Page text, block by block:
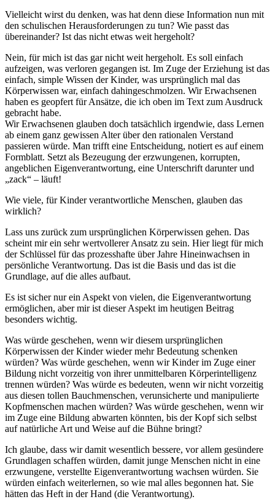
Vielleicht wirst du denken, was hat denn diese Information nun mit
den schulischen Herausforderungen zu tun? Wie passt das
übereinander? Ist das nicht etwas weit hergeholt?
Nein, für mich ist das gar nicht weit hergeholt. Es soll einfach
aufzeigen, was verloren gegangen ist. Im Zuge der Erziehung ist das
einfach, simple Wissen der Kinder, was ursprünglich mal das
Körperwissen war, einfach dahingeschmolzen. Wir Erwachsenen
haben es geopfert für Ansätze, die ich oben im Text zum Ausdruck
gebracht habe.
Wir Erwachsenen glauben doch tatsächlich irgendwie, dass Lernen
ab einem ganz gewissen Alter über den rationalen Verstand
passieren würde. Man trifft eine Entscheidung, notiert es auf einem
Formblatt. Setzt als Bezeugung der erzwungenen, korrupten,
angeblichen Eigenverantwortung, eine Unterschrift darunter und
„zack“ – läuft!
Wie viele, für Kinder verantwortliche Menschen, glauben das
wirklich?
Lass uns zurück zum ursprünglichen Körperwissen gehen. Das
scheint mir ein sehr wertvollerer Ansatz zu sein. Hier liegt für mich
der Schlüssel für das prozesshafte über Jahre Hineinwachsen in
persönliche Verantwortung. Das ist die Basis und das ist die
Grundlage, auf die alles aufbaut.
Es ist sicher nur ein Aspekt von vielen, die Eigenverantwortung
ermöglichen, aber mir ist dieser Aspekt im heutigen Beitrag
besonders wichtig.
Was würde geschehen, wenn wir diesem ursprünglichen
Körperwissen der Kinder wieder mehr Bedeutung schenken
würden? Was würde geschehen, wenn wir Kinder im Zuge einer
Bildung nicht vorzeitig von ihrer unmittelbaren Körperintelligenz
trennen würden? Was würde es bedeuten, wenn wir nicht vorzeitig
aus diesen tollen Bauchmenschen, verunsicherte und manipulierte
Kopfmenschen machen würden? Was würde geschehen, wenn wir
im Zuge eine Bildung abwarten könnten, bis der Kopf sich selbst
auf natürliche Art und Weise auf die Bühne bringt?
Ich glaube, dass wir damit wesentlich bessere, vor allem gesündere
Grundlagen schaffen würden, damit junge Menschen nicht in eine
erzwungene, verstellte Eigenverantwortung wachsen würden. Sie
würden einfach weiterlernen, so wie mal alles begonnen hat. Sie
hätten das Heft in der Hand (die Verantwortung).